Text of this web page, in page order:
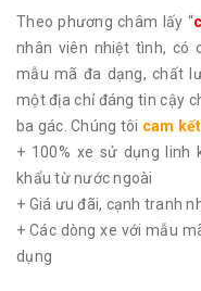
Theo phương châm lấy “
nhân viên nhiệt tình, có
mẫu mã đa dạng, chất
một địa chỉ đáng tin cậy
ba gác. Chúng tôi cam kết
+ 100% xe sử dụng linh
khẩu từ nước ngoài
+ Giá ưu đãi, cạnh tranh
+ Các dòng xe với mẫu
dụng